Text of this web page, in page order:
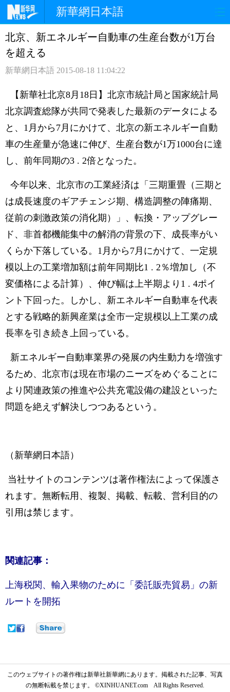
新華網日本語
ホームページ 政治 経済
観光 評論 写真
中日対訳
北京、新エネルギー自動車の生産台数が1万台
を超える
新華網日本語 2015-08-18 11:04:22
【新華社北京8月18日】北京市統計局と国家統計局
北京調査総隊が共同で発表した最新のデータによる
と、1月から7月にかけて、北京の新エネルギー自動
車の生産量が急速に伸び、生産台数が1万1000台に達
し、前年同期の3 . 2倍となった。
今年以来、北京市の工業経済は「三期重畳（三期と
は成長速度のギアチェンジ期、構造調整の陣痛期、
従前の刺激政策の消化期）」、転換・アップグレー
ド、非首都機能集中の解消の背景の下、成長率がい
くらか下落している。1月から7月にかけて、一定規
模以上の工業増加額は前年同期比1 . 2％増加し（不
変価格による計算）、伸び幅は上半期より1 . 4ポイ
ント下回った。しかし、新エネルギー自動車を代表
とする戦略的新興産業は全市一定規模以上工業の成
長率を引き続き上回っている。
新エネルギー自動車業界の発展の内生動力を増強す
るため、北京市は現在市場のニーズをめぐることに
より関連政策の推進や公共充電設備の建設といった
問題を絶えず解決しつつあるという。
（新華網日本語）
当社サイトのコンテンツは著作権法によって保護さ
れます。無断転用、複製、掲載、転載、営利目的の
引用は禁じます。
関連記事：
上海税関、輸入果物のために「委託販売貿易」の新
ルートを開拓
このウェブサイトの著作権は新華社新華網にあります。掲載された記事、写真
の無断転載を禁じます。 ©XINHUANET.com All Rights Reserved.